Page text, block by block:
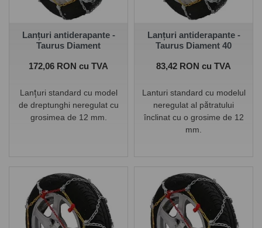
Lanțuri antiderapante -
Taurus Diament
Pret
172,06 RON cu TVA
Lanțuri standard cu model
de dreptunghi neregulat cu
grosimea de 12 mm.
Lanțuri antiderapante -
Taurus Diament 40
Pret
83,42 RON cu TVA
Lanturi standard cu modelul
neregulat al pătratului
înclinat cu o grosime de 12
mm.